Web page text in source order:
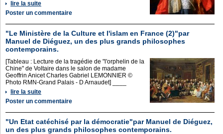
lire la suite
Poster un commentaire
"Le Ministère de la Culture et l'islam en France (2)"par
Manuel de Diéguez, un des plus grands philosophes
contemporains.
[Tableau : Lecture de la tragédie de "l'orphelin de la
Chine" de Voltaire dans le salon de madame
Geoffrin Anicet Charles Gabriel LEMONNIER ©
Photo RMN-Grand Palais - D Arnaudet] ____
lire la suite
Poster un commentaire
"Un Etat catéchisé par la démocratie"par Manuel de Diéguez,
un des plus grands philosophes contemporains.